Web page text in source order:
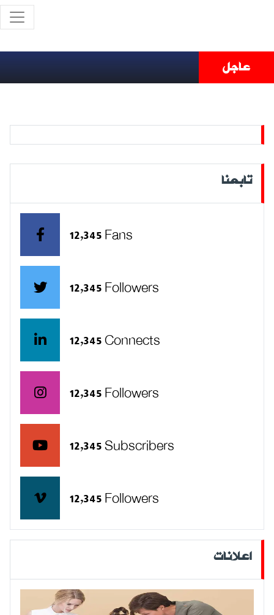
عاجل
تابعنا
12,345 Fans
12,345 Followers
12,345 Connects
12,345 Followers
12,345 Subscribers
12,345 Followers
اعلانات